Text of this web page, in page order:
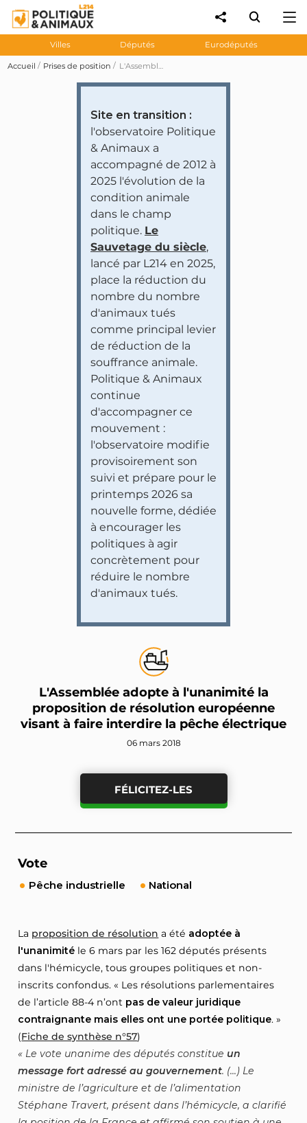
Villes Députés Eurodéputés
Accueil Prises de position L'Assemblée adopte à l'unanimité la proposition de résolution européenne visant à faire interdire la pêche électrique
Site en transition :
l'observatoire Politique
& Animaux a
accompagné de 2012 à
2025 l'évolution de la
condition animale
dans le champ
politique. Le
Sauvetage du siècle,
lancé par L214 en 2025,
place la réduction du
nombre du nombre
d'animaux tués
comme principal levier
de réduction de la
souffrance animale.
Politique & Animaux
continue
d'accompagner ce
mouvement :
l'observatoire modifie
provisoirement son
suivi et prépare pour le
printemps 2026 sa
nouvelle forme, dédiée
à encourager les
politiques à agir
concrètement pour
réduire le nombre
d'animaux tués.
L'Assemblée adopte à l'unanimité la
proposition de résolution européenne
visant à faire interdire la pêche électrique
06 mars 2018
FÉLICITEZ-LES
Vote
Pêche industrielle National
La proposition de résolution a été adoptée à
l'unanimité le 6 mars par les 162 députés présents
dans l'hémicycle, tous groupes politiques et non-
inscrits confondus. « Les résolutions parlementaires
de l’article 88-4 n’ont pas de valeur juridique
contraignante mais elles ont une portée politique. »
(Fiche de synthèse n°57)
Le vote unanime des députés constitue un
message fort adressé au gouvernement. (...) Le
ministre de l’agriculture et de l’alimentation
Stéphane Travert, présent dans l’hémicycle, a clarifié